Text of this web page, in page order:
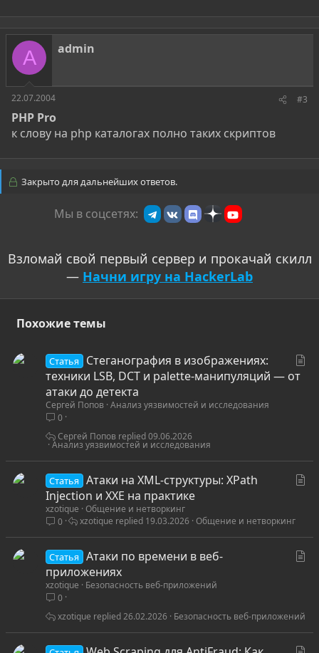
A admin
22.07.2004 #3
PHP Pro
к слову на php каталогах полно таких скриптов
Закрыто для дальнейших ответов.
Мы в соцсетях:
Взломай свой первый сервер и прокачай скилл
— Начни игру на HackerLab
Похожие темы
Статья
Стеганография в изображениях:
техники LSB, DCT и palette-манипуляций — от
атаки до детекта
Сергей Попов Анализ уязвимостей и исследования
0
Анализ уязвимостей и исследования
09.06.2026
Сергей Попов
ь
Статья
Атаки на XML-структуры: XPath
Injection и XXE на практике
xzotique
Общение и нетворкинг
0
Общение и нетворкинг
19.03.2026
xzotique
я
Статья
Атаки по времени в веб-
приложениях
xzotique
Безопасность веб-приложений
0
Безопасность веб-приложений
26.02.2026
xzotique